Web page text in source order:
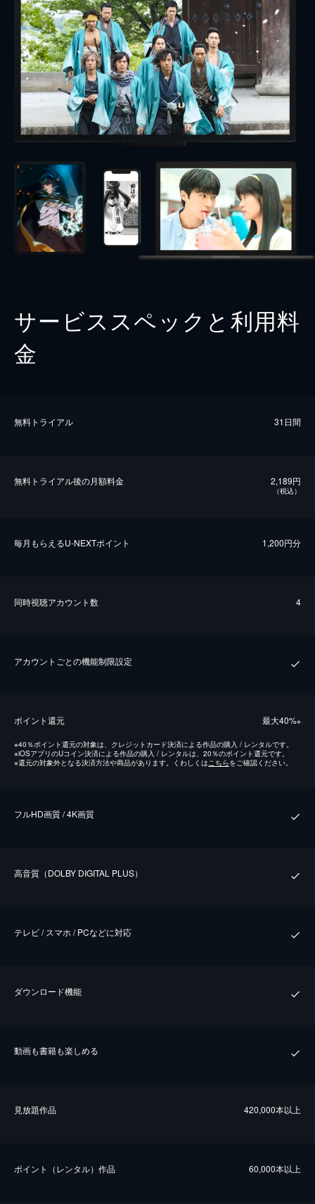
サービススペックと利用料
金
無料トライアル 31日間
無料トライアル後の⽉額料金 2,189円
（税込）
毎⽉もらえるU-NEXTポイント 1,200円分
同時視聴アカウント数 4
アカウントごとの機能制限設定
ポイント還元 最⼤40%※
※40％ポイント還元の対象は、クレジットカード決済による作品の購入 / レンタルです。
※iOSアプリのUコイン決済による作品の購入 / レンタルは、20％のポイント還元です。
※還元の対象外となる決済方法や商品があります。くわしくはこちらをご確認ください。
フルHD画質 / 4K画質
⾼⾳質（DOLBY DIGITAL PLUS）
テレビ / スマホ / PCなどに対応
ダウンロード機能
動画も書籍も楽しめる
⾒放題作品 420,000本以上
ポイント（レンタル）作品 60,000本以上